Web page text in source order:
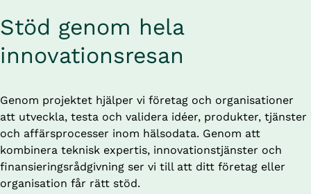
Stöd genom hela
innovationsresan
Genom projektet hjälper vi företag och organisationer
att utveckla, testa och validera idéer, produkter, tjänster
och affärsprocesser inom hälsodata. Genom att
kombinera teknisk expertis, innovationstjänster och
finansieringsrådgivning ser vi till att ditt företag eller
organisation får rätt stöd.